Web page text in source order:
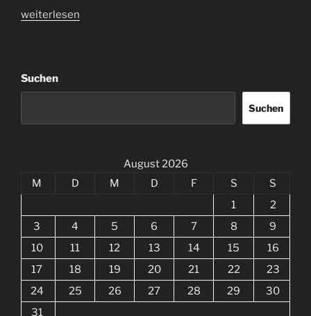
„Haustürwahlkampf
Ort“
weiterlesen
Suchen
Suchen
August 2026
M
D M D F S
S
1
2
3
4 5 6 7 8
9
10
11 12 13 14 15
16
17
18 19 20 21 22
23
24
25 26 27 28 29
30
31